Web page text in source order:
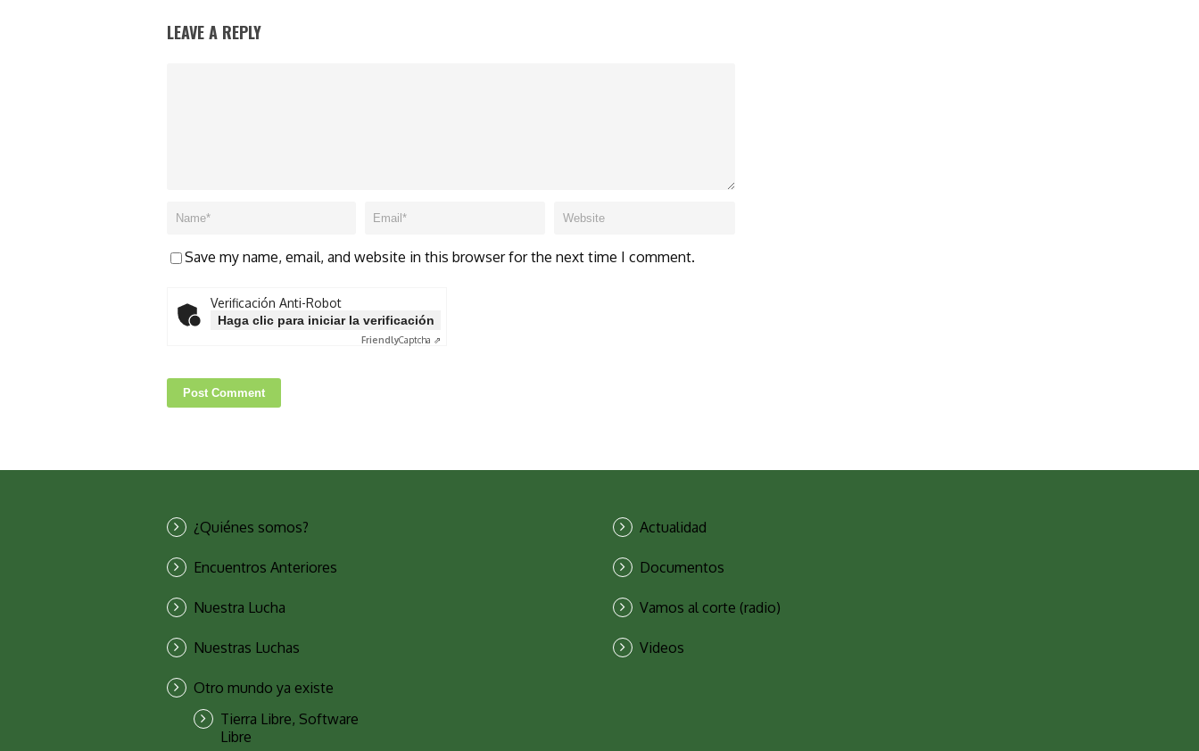
LEAVE A REPLY
Save my name, email, and website in this browser for the next time I comment.
Verificación Anti-Robot
Haga clic para iniciar la verificación
FriendlyCaptcha ⇗
¿Quiénes somos?
Encuentros Anteriores
Nuestra Lucha
Nuestras Luchas
Otro mundo ya existe
Tierra Libre, Software
Libre
Actualidad
Documentos
Vamos al corte (radio)
Videos